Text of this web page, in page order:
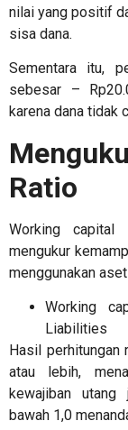
nilai yang positif
sisa dana.
Sementara itu,
sebesar –
karena dana tidak
Ratio
Working capital
mengukur
menggunakan
Working
Liabilities
Hasil perhitungan
atau lebih,
kewajiban utang
bawah 1,0